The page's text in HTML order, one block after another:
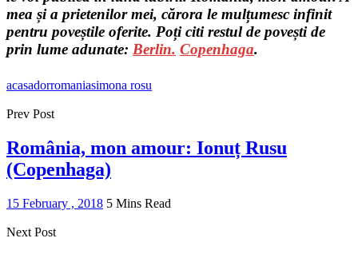
mea și a prietenilor mei, cărora le mulțumesc infinit
pentru poveștile oferite. Poți citi restul de povești de
prin lume adunate: Berlin. Copenhaga.
acasadorromaniasimona rosu
Prev Post
România, mon amour: Ionuț Rusu
(Copenhaga)
15 February , 2018 5 Mins Read
Next Post